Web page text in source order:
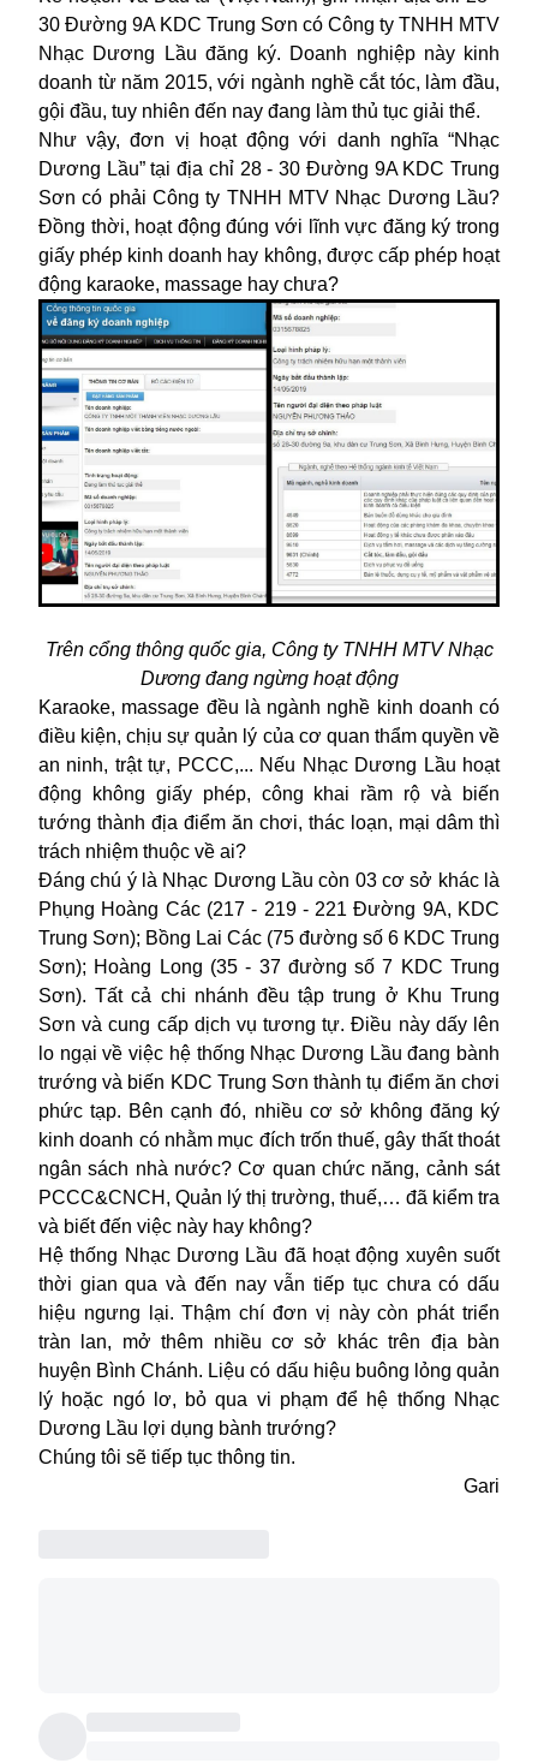
30 Đường 9A KDC Trung Sơn có Công ty TNHH MTV
Nhạc Dương Lầu đăng ký. Doanh nghiệp này kinh
doanh từ năm 2015, với ngành nghề cắt tóc, làm đầu,
gội đầu, tuy nhiên đến nay đang làm thủ tục giải thể.
Như vậy, đơn vị hoạt động với danh nghĩa “Nhạc
Dương Lầu” tại địa chỉ 28 - 30 Đường 9A KDC Trung
Sơn có phải Công ty TNHH MTV Nhạc Dương Lầu?
Đồng thời, hoạt động đúng với lĩnh vực đăng ký trong
giấy phép kinh doanh hay không, được cấp phép hoạt
động karaoke, massage hay chưa?
Trên cổng thông quốc gia, Công ty TNHH MTV Nhạc
Dương đang ngừng hoạt động
Karaoke, massage đều là ngành nghề kinh doanh có
điều kiện, chịu sự quản lý của cơ quan thẩm quyền về
an ninh, trật tự, PCCC,... Nếu Nhạc Dương Lầu hoạt
động không giấy phép, công khai rầm rộ và biến
tướng thành địa điểm ăn chơi, thác loạn, mại dâm thì
trách nhiệm thuộc về ai?
Đáng chú ý là Nhạc Dương Lầu còn 03 cơ sở khác là
Phụng Hoàng Các (217 - 219 - 221 Đường 9A, KDC
Trung Sơn); Bồng Lai Các (75 đường số 6 KDC Trung
Sơn); Hoàng Long (35 - 37 đường số 7 KDC Trung
Sơn). Tất cả chi nhánh đều tập trung ở Khu Trung
Sơn và cung cấp dịch vụ tương tự. Điều này dấy lên
lo ngại về việc hệ thống Nhạc Dương Lầu đang bành
trướng và biến KDC Trung Sơn thành tụ điểm ăn chơi
phức tạp. Bên cạnh đó, nhiều cơ sở không đăng ký
kinh doanh có nhằm mục đích trốn thuế, gây thất thoát
ngân sách nhà nước? Cơ quan chức năng, cảnh sát
PCCC&CNCH, Quản lý thị trường, thuế,… đã kiểm tra
và biết đến việc này hay không?
Hệ thống Nhạc Dương Lầu đã hoạt động xuyên suốt
thời gian qua và đến nay vẫn tiếp tục chưa có dấu
hiệu ngưng lại. Thậm chí đơn vị này còn phát triển
tràn lan, mở thêm nhiều cơ sở khác trên địa bàn
huyện Bình Chánh. Liệu có dấu hiệu buông lỏng quản
lý hoặc ngó lơ, bỏ qua vi phạm để hệ thống Nhạc
Dương Lầu lợi dụng bành trướng?
Chúng tôi sẽ tiếp tục thông tin.
Gari